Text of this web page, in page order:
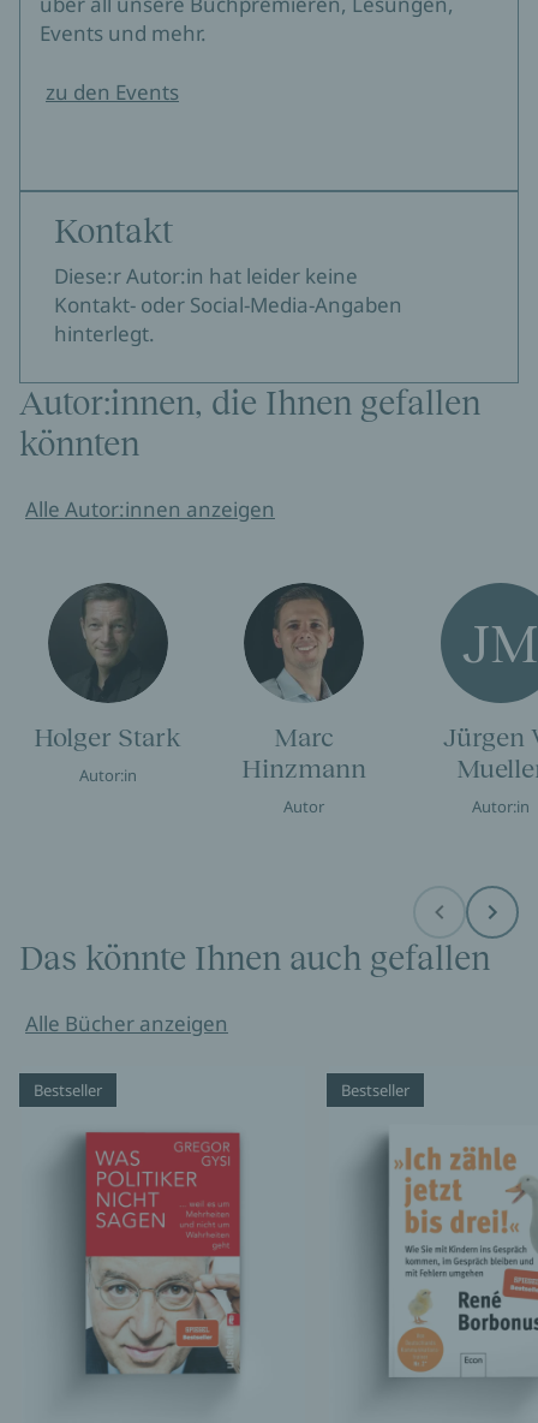
Events und mehr.
zu den Events
Kontakt
Diese:r Autor:in hat leider keine
Kontakt- oder Social-Media-Angaben
hinterlegt.
Autor:innen, die Ihnen gefallen
könnten
Alle Autor:innen anzeigen
Holger Stark
Autor:in
Marc
Hinzmann
Autor
Jürgen
Autor:in
Before Next
Das könnte Ihnen auch gefallen
Alle Bücher anzeigen
Bestseller Bestseller